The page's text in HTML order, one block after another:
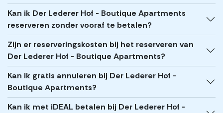
Kan ik Der Lederer Hof - Boutique Apartments
reserveren zonder vooraf te betalen?
Zijn er reserveringskosten bij het reserveren van
Der Lederer Hof - Boutique Apartments?
Kan ik gratis annuleren bij Der Lederer Hof -
Boutique Apartments?
Kan ik met iDEAL betalen bij Der Lederer Hof -